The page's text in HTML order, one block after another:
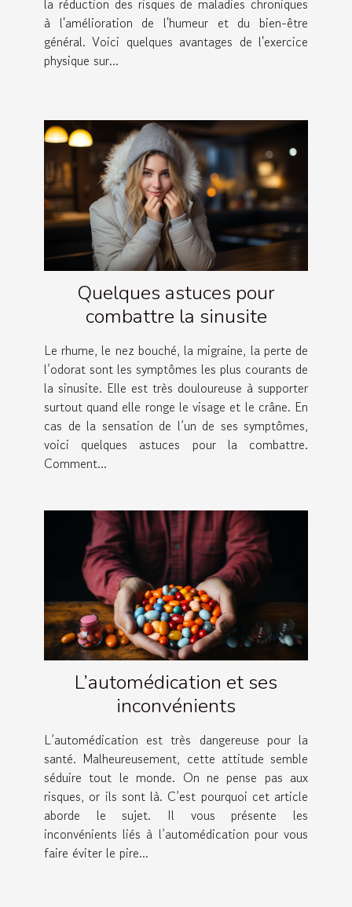
la réduction des risques de maladies chroniques
à l'amélioration de l'humeur et du bien-être
général. Voici quelques avantages de l'exercice
physique sur...
Quelques astuces pour
combattre la sinusite
Le rhume, le nez bouché, la migraine, la perte de
l’odorat sont les symptômes les plus courants de
la sinusite. Elle est très douloureuse à supporter
surtout quand elle ronge le visage et le crâne. En
cas de la sensation de l’un de ses symptômes,
voici quelques astuces pour la combattre.
Comment...
L’automédication et ses
inconvénients
L’automédication est très dangereuse pour la
santé. Malheureusement, cette attitude semble
séduire tout le monde. On ne pense pas aux
risques, or ils sont là. C’est pourquoi cet article
aborde le sujet. Il vous présente les
inconvénients liés à l’automédication pour vous
faire éviter le pire...